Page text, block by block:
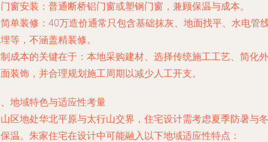
窗安装：普通断桥铝门窗或塑钢门窗，兼顾保温与成本。
单装修：40万造价通常只包含基础抹灰、地面找平、水电管
等，不涵盖精装修。
成本的关键在于：本地采购建材、选择传统施工工艺、简化外
装饰，并合理规划施工周期以减少人工开支。
地域特色与适应性考量
区地处华北平原与太行山交界，住宅设计需考虑夏季防暑与冬
温。朱家住宅在设计中可能融入以下地域适应性特点：